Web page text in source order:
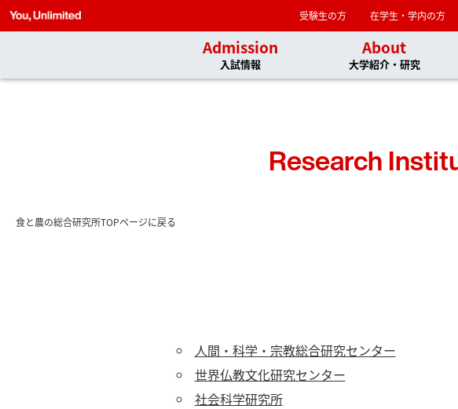
受験生の方 在学生・学内の方
Admission
入試情報
About
大学紹介・研究
Research
食と農の総合研究所TOPページに戻る
人間・科学・宗教総合研究センター
世界仏教文化研究センター
社会科学研究所